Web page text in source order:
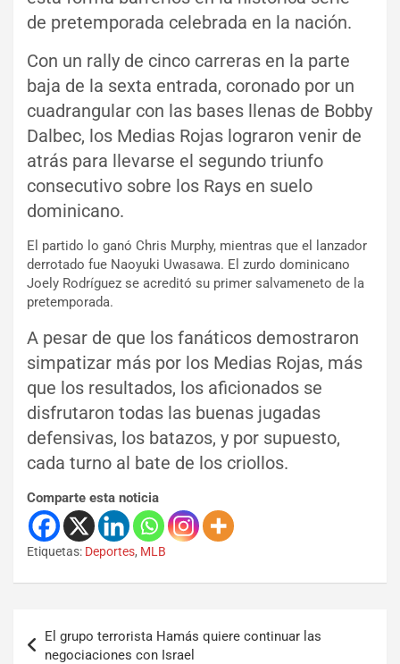
de pretemporada celebrada en la nación.
Con un rally de cinco carreras en la parte
baja de la sexta entrada, coronado por un
cuadrangular con las bases llenas de Bobby
Dalbec, los Medias Rojas lograron venir de
atrás para llevarse el segundo triunfo
consecutivo sobre los Rays en suelo
dominicano.
El partido lo ganó Chris Murphy, mientras que el lanzador
derrotado fue Naoyuki Uwasawa. El zurdo dominicano
Joely Rodríguez se acreditó su primer salvameneto de la
pretemporada.
A pesar de que los fanáticos demostraron
simpatizar más por los Medias Rojas, más
que los resultados, los aficionados se
disfrutaron todas las buenas jugadas
defensivas, los batazos, y por supuesto,
cada turno al bate de los criollos.
Comparte esta noticia
Etiquetas: Deportes, MLB
El grupo terrorista Hamás quiere continuar las
negociaciones con Israel